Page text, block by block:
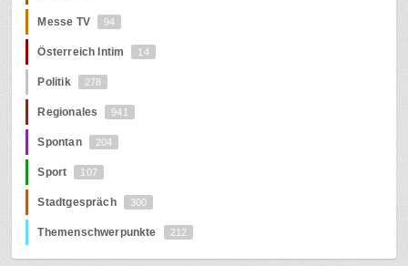
Messe TV 94
Österreich Intim 14
Politik 278
Regionales 941
Spontan 204
Sport 107
Stadtgespräch 300
Themenschwerpunkte 212